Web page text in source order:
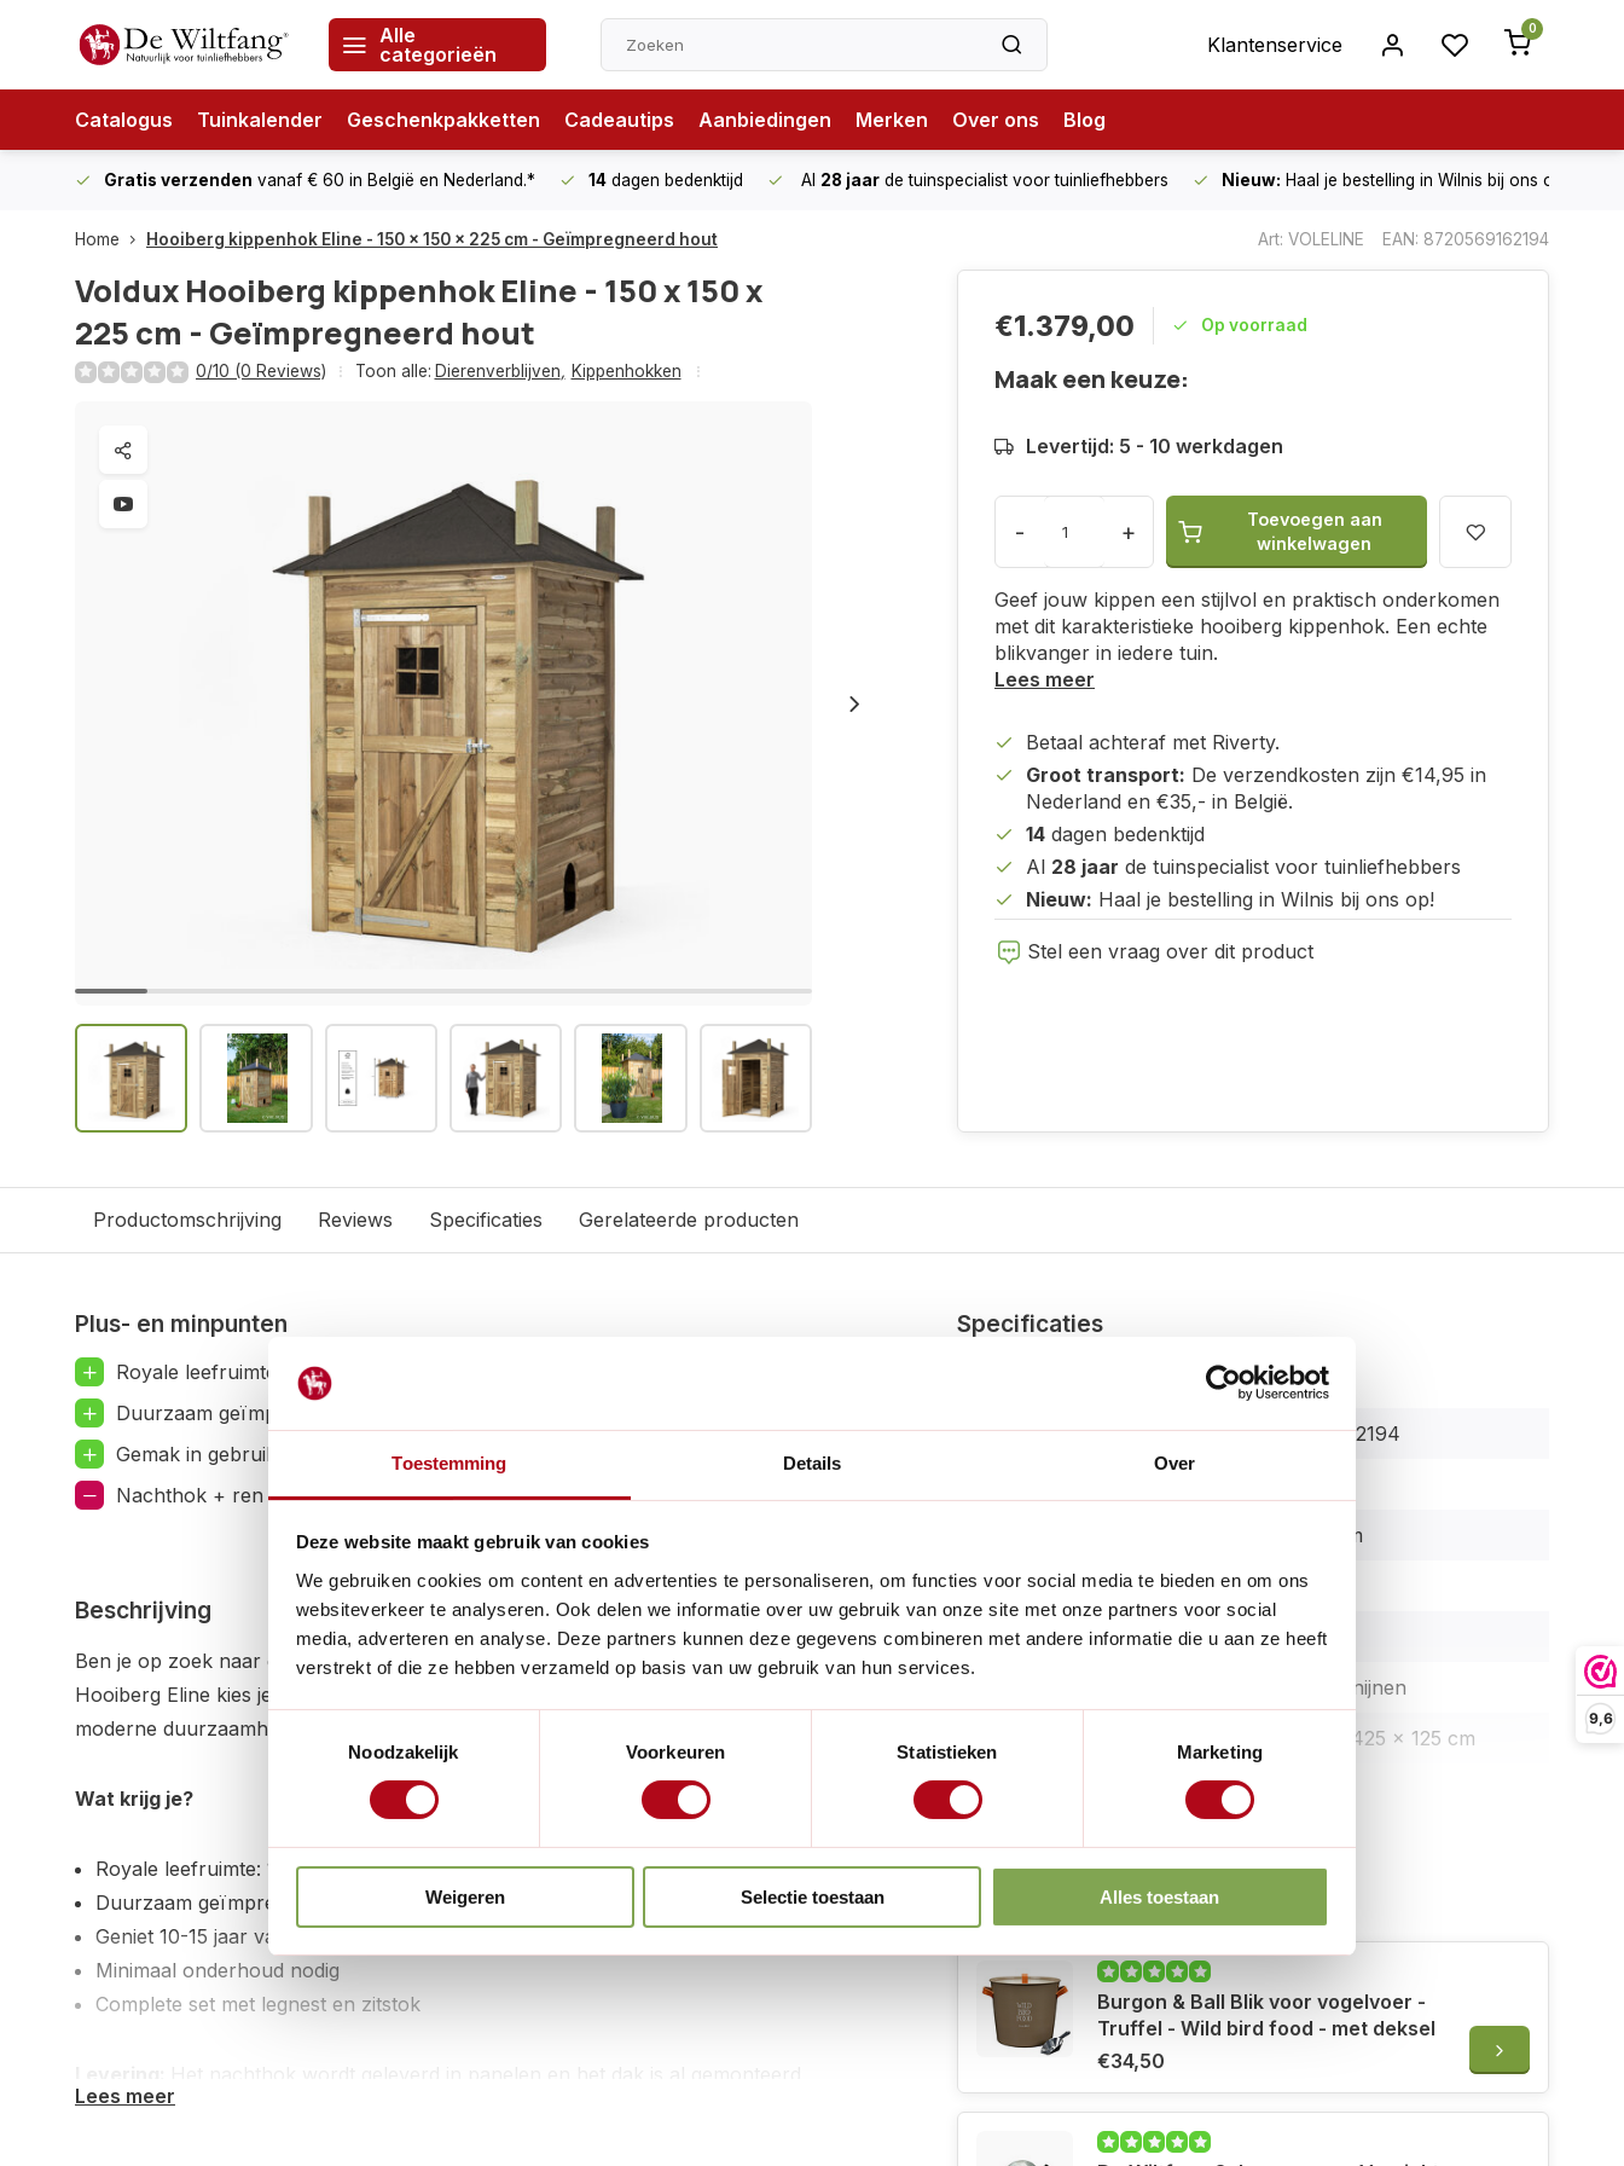
Toestemming Details Over
Deze website maakt gebruik van cookies
We gebruiken cookies om content en advertenties te personaliseren, om functies voor social media te bieden en om ons
websiteverkeer te analyseren. Ook delen we informatie over uw gebruik van onze site met onze partners voor social
media, adverteren en analyse. Deze partners kunnen deze gegevens combineren met andere informatie die u aan ze heeft
verstrekt of die ze hebben verzameld op basis van uw gebruik van hun services.
Noodzakelijk
Voorkeuren Statistieken Marketing
Weigeren Selectie toestaan Alles toestaan
9,6
Alle
categorieën
Klantenservice
0
Catalogus Tuinkalender Geschenkpakketten Cadeautips Aanbiedingen Merken Over ons Blog
Gratis verzenden vanaf € 60 in België en Nederland.* 14 dagen bedenktijd Al 28 jaar de tuinspecialist voor tuinliefhebbers Nieuw: Haal je bestelling in Wilnis bij ons op!
Home Hooiberg kippenhok Eline - 150 x 150 x 225 cm - Geïmpregneerd hout Art: VOLELINE EAN: 8720569162194
Voldux Hooiberg kippenhok Eline - 150 x 150 x
225 cm - Geïmpregneerd hout
0/10 (0 Reviews) Toon alle: Dierenverblijven, Kippenhokken
€1.379,00 Op voorraad
Maak een keuze:
Levertijd: 5 - 10 werkdagen
- +
Toevoegen aan
winkelwagen
Geef jouw kippen een stijlvol en praktisch onderkomen
met dit karakteristieke hooiberg kippenhok. Een echte
blikvanger in iedere tuin.
Lees meer
Betaal achteraf met Riverty.
Groot transport: De verzendkosten zijn €14,95 in
Nederland en €35,- in België.
14 dagen bedenktijd
Al 28 jaar de tuinspecialist voor tuinliefhebbers
Nieuw: Haal je bestelling in Wilnis bij ons op!
Stel een vraag over dit product
Productomschrijving Reviews Specificaties Gerelateerde producten
Plus- en minpunten
Royale leefruimte: 150 of 431 x 150 x 225 cm.
Duurzaam geïmpregneerd hout, dus minimaal onderhoud.
Gemak in gebruik: eenvoudig onderhoud en ruime toegangsdeur.
Nachthok + ren in panelen geleverd, dak gemonteerd. Let op zwaar!
Beschrijving
Ben je op zoek naar een karaktervol kippenhok dat je tuin verfraait? Met de
Hooiberg Eline kies je voor een unieke combinatie van traditionele uitstraling en
moderne duurzaamheid.
Wat krijg je?
Royale leefruimte: 150 x 150 x 225 cm (LxBxH)
Duurzaam geïmpregneerd hout
Geniet 10-15 jaar van je investering
Minimaal onderhoud nodig
Complete set met legnest en zitstok
Het is eenvoudig zelf te monteren. Voldux maakt gebruik van een eigen
Lees meer
Specificaties
Voldux
EAN: 8720569162194
150, 431 cm
Breedte: 150 cm
Hoogte: 225 cm
Kippen, konijnen
125 x 125, 425 x 125 cm
Inclusief nachthok:
Aantal deuren: 1, 2
Legnest:
Zitstok:
Lees meer
Handig voor erbij
Burgon & Ball Blik voor vogelvoer -
Truffel - Wild bird food - met deksel
€34,50